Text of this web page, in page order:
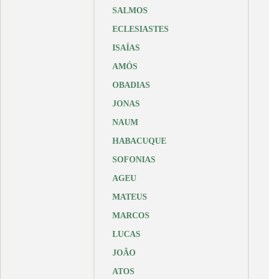
SALMOS
ECLESIASTES
ISAÍAS
AMÓS
OBADIAS
JONAS
NAUM
HABACUQUE
SOFONIAS
AGEU
MATEUS
MARCOS
LUCAS
JOÃO
ATOS